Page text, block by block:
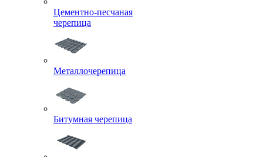
Цементно-песчаная
черепица
Металлочерепица
Битумная черепица